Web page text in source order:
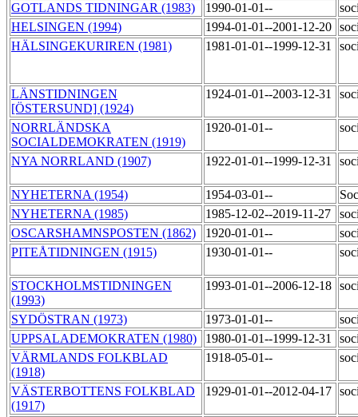
GOTLANDS TIDNINGAR (1983)
1990-01-01--
HELSINGEN (1994)
1994-01-01--2001-12-20
HÄLSINGEKURIREN (1981)
1981-01-01--1999-12-31
LÄNSTIDNINGEN
[ÖSTERSUND] (1924)
1924-01-01--2003-12-31
NORRLÄNDSKA
SOCIALDEMOKRATEN (1919)
1920-01-01--
NYA NORRLAND (1907) 1922-01-01--1999-12-31
NYHETERNA (1954) 1954-03-01--
NYHETERNA (1985)
1985-12-02--2019-11-27
OSCARSHAMNSPOSTEN (1862)
1920-01-01--
PITEÅTIDNINGEN (1915)
1930-01-01--
STOCKHOLMSTIDNINGEN
(1993)
1993-01-01--2006-12-18
SYDÖSTRAN (1973) 1973-01-01--
UPPSALADEMOKRATEN (1980)
1980-01-01--1999-12-31
VÄRMLANDS FOLKBLAD
(1918)
1918-05-01--
VÄSTERBOTTENS FOLKBLAD
(1917)
1929-01-01--2012-04-17